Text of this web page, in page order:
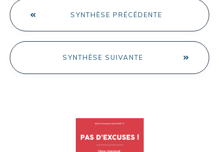
SYNTHÈSE PRÉCÉDENTE
SYNTHÈSE SUIVANTE